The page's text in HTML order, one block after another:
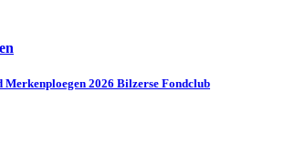
2026 Bilzerse Fondclub